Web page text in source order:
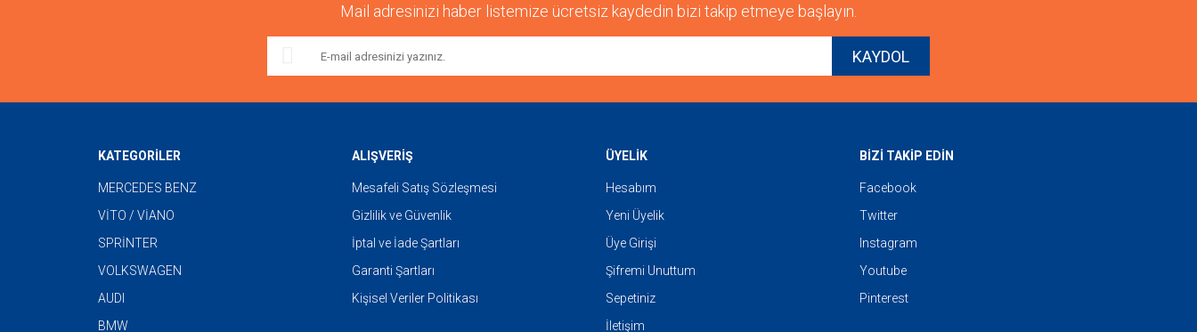
Gönder
Mail adresinizi haber listemize ücretsiz kaydedin bizi takip etmeye başlayın.
KAYDOL
KATEGORİLER
MERCEDES BENZ
VİTO / VİANO
SPRİNTER
VOLKSWAGEN
AUDI
BMW
ALIŞVERİŞ
Mesafeli Satış Sözleşmesi
Gizlilik ve Güvenlik
İptal ve İade Şartları
Garanti Şartları
Kişisel Veriler Politikası
ÜYELİK
Hesabım
Yeni Üyelik
Üye Girişi
Şifremi Unuttum
Sepetiniz
İletişim
BİZİ TAKİP EDİN
Facebook
Twitter
Instagram
Youtube
Pinterest